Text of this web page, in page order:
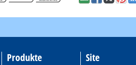
Produkte Site